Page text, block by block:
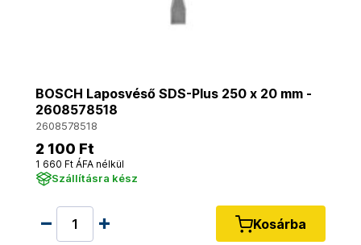
BOSCH Laposvéső SDS-Plus 250 x 20 mm -
2608578518
2608578518
2 100 Ft
1 660 Ft ÁFA nélkül
Szállításra kész
Kosárba